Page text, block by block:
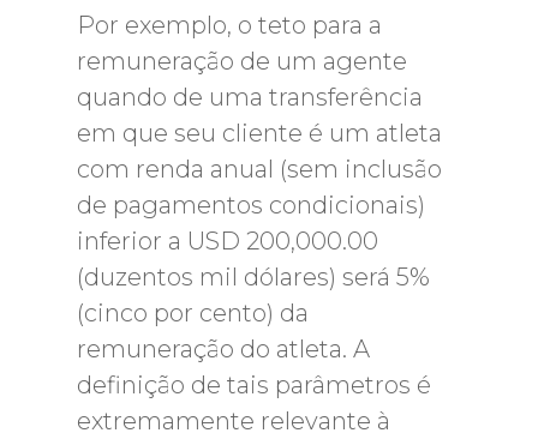
Por exemplo, o teto para a
remuneração de um agente
quando de uma transferência
em que seu cliente é um atleta
com renda anual (sem inclusão
de pagamentos condicionais)
inferior a USD 200,000.00
(duzentos mil dólares) será 5%
(cinco por cento) da
remuneração do atleta. A
definição de tais parâmetros é
extremamente relevante à